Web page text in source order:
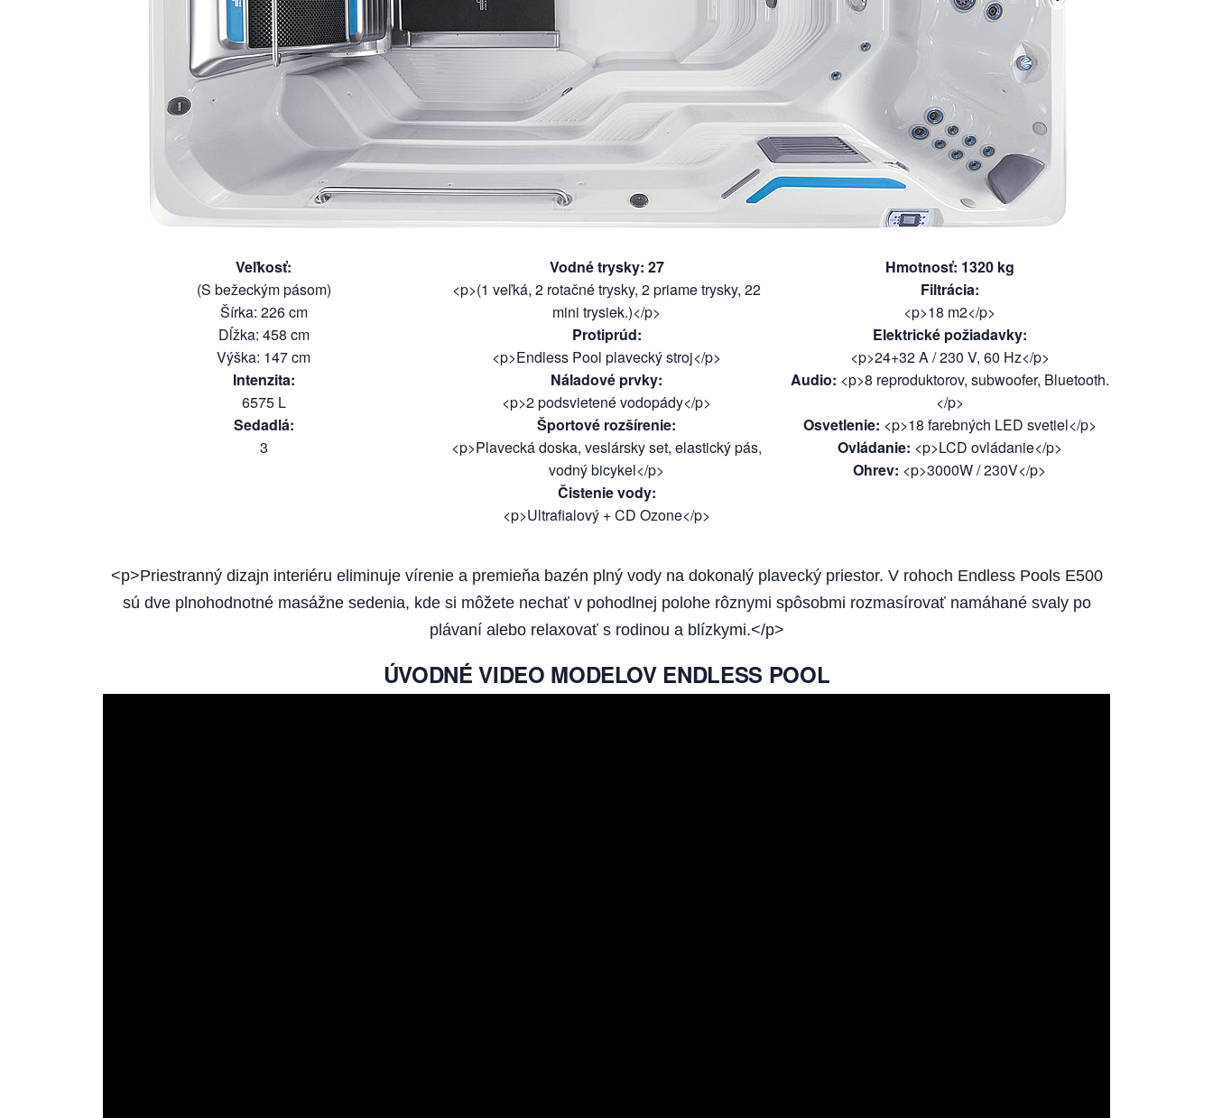
Veľkosť:
(S bežeckým pásom)
Šírka: 226cm
Dĺžka: 458 cm
Výška: 147cm
Intenzita:
6575L
Sedadlá:
3
Vodné trysky: 27
<p>(1 veľká, 2 rotačné trysky, 2 priame trysky, 22
mini trysiek.)</p>
Protiprúd:
<p>Endless Pool plavecký stroj</p>
Náladové prvky:
<p>2 podsvietené vodopády</p>
Športové rozšírenie:
<p>Plavecká doska, veslársky set, elastický pás,
vodný bicykel</p>
Čistenie vody:
<p>Ultrafialový + CD Ozone</p>
Hmotnosť: 1320kg
Filtrácia:
<p>18 m2</p>
Elektrické požiadavky:
<p>24+32 A / 230 V, 60 Hz</p>
Audio: <p>8 reproduktorov, subwoofer, Bluetooth.
</p>
Osvetlenie: <p>18 farebných LED svetiel</p>
Ovládanie: <p>LCD ovládanie</p>
Ohrev: <p>3000W / 230V</p>
<p>Priestranný dizajn interiéru eliminuje vírenie a premieňa bazén plný vody na dokonalý plavecký priestor. V rohoch Endless Pools E500
sú dve plnohodnotné masážne sedenia, kde si môžete nechať v pohodlnej polohe rôznymi spôsobmi rozmasírovať namáhané svaly po
plávaní alebo relaxovať s rodinou a blízkymi.</p>
ÚVODNÉ VIDEO MODELOV ENDLESS POOL